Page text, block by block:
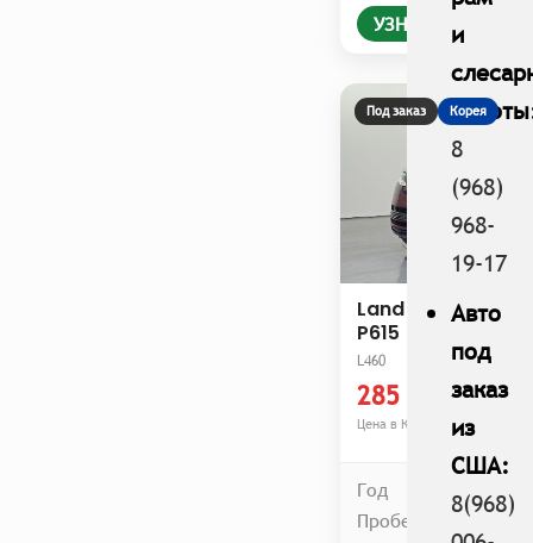
УЗНАТЬ ЦЕНУ
Под заказ Корея
Land Rover
P615
L460
285 000 000
Цена в Корее
Год
Пробег
и
работы
8
(968)
968-
19-17
Авто
под
заказ
из
США:
8(968)